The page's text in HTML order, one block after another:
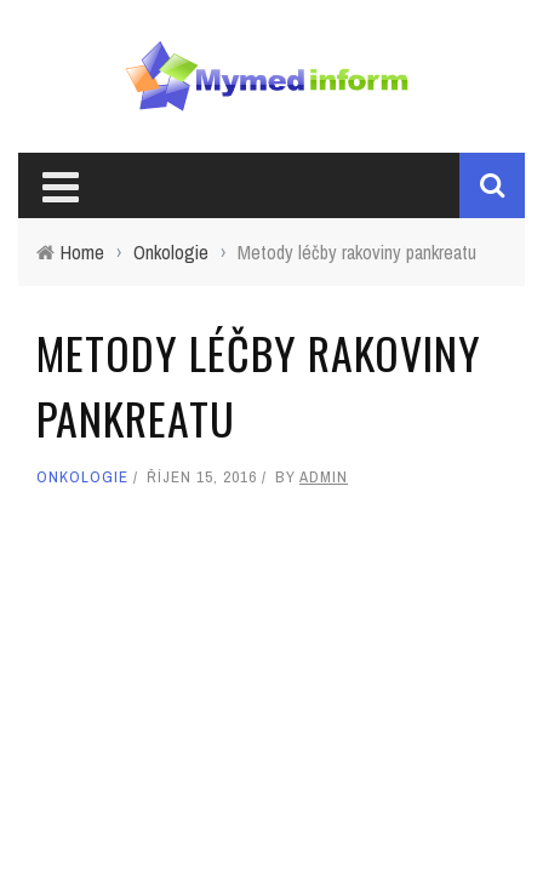
Home › Onkologie › Metody léčby rakoviny pankreatu
METODY LÉČBY RAKOVINY
PANKREATU
ONKOLOGIE ŘÍJEN 15, 2016 BY ADMIN